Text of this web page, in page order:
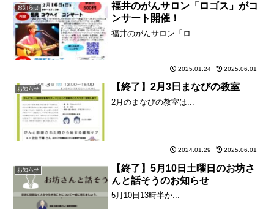
お知らせ
福井のがんサロン「ロゴス」がコ
ンサート開催！
福井のがんサロン「ロ...
2025.01.24 2025.06.01
お知らせ 【終了】2月3日まなびの教室
2月のまなびの教室は...
2024.01.29 2025.06.01
お知らせ
【終了】5月10日土曜日のお坊さ
んと話そうのお知らせ
5月10日13時半か...